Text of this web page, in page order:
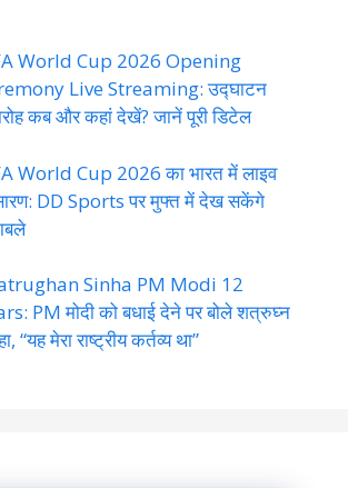
World Cup 2026 Opening
Live Streaming: उद्घाटन
कब और कहां देखें? जानें पूरी डिटेल
World Cup 2026 का भारत में लाइव
DD Sports पर मुफ्त में देख सकेंगे
Sinha PM Modi 12
PM मोदी को बधाई देने पर बोले शत्रुघ्न
“यह मेरा राष्ट्रीय कर्तव्य था”